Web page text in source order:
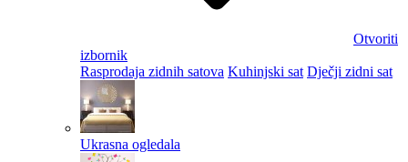
Otvoriti
izbornik
Rasprodaja zidnih satova Kuhinjski sat Dječji zidni sat
Ukrasna ogledala